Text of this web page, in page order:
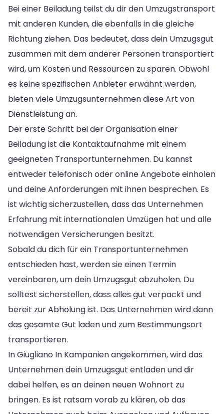
Bei einer Beiladung teilst du dir den Umzugstransport
mit anderen Kunden, die ebenfalls in die gleiche
Richtung ziehen. Das bedeutet, dass dein Umzugsgut
zusammen mit dem anderer Personen transportiert
wird, um Kosten und Ressourcen zu sparen. Obwohl
es keine spezifischen Anbieter erwähnt werden,
bieten viele Umzugsunternehmen diese Art von
Dienstleistung an.
Der erste Schritt bei der Organisation einer
Beiladung ist die Kontaktaufnahme mit einem
geeigneten Transportunternehmen. Du kannst
entweder telefonisch oder online Angebote einholen
und deine Anforderungen mit ihnen besprechen. Es
ist wichtig sicherzustellen, dass das Unternehmen
Erfahrung mit internationalen Umzügen hat und alle
notwendigen Versicherungen besitzt.
Sobald du dich für ein Transportunternehmen
entschieden hast, werden sie einen Termin
vereinbaren, um dein Umzugsgut abzuholen. Du
solltest sicherstellen, dass alles gut verpackt und
bereit zur Abholung ist. Das Unternehmen wird dann
das gesamte Gut laden und zum Bestimmungsort
transportieren.
In Giugliano In Kampanien angekommen, wird das
Unternehmen dein Umzugsgut entladen und dir
dabei helfen, es an deinen neuen Wohnort zu
bringen. Es ist ratsam vorab zu klären, ob das